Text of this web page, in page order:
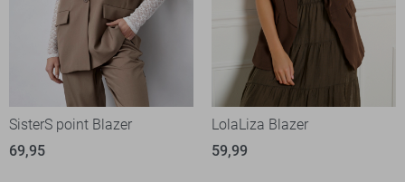
SisterS point Blazer
69,95
LolaLiza Blazer
59,99